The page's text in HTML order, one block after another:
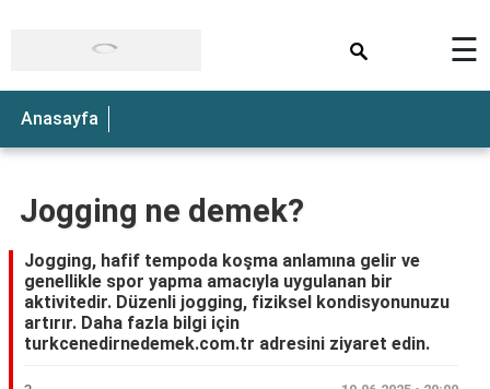
☰
Anasayfa
Jogging ne demek?
Jogging, hafif tempoda koşma anlamına gelir ve
genellikle spor yapma amacıyla uygulanan bir
aktivitedir. Düzenli jogging, fiziksel kondisyonunuzu
artırır. Daha fazla bilgi için
turkcenedirnedemek.com.tr adresini ziyaret edin.